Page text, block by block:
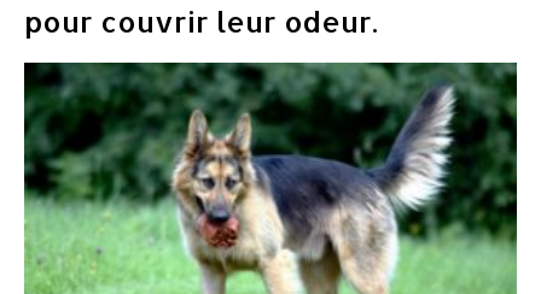
pour couvrir leur odeur.